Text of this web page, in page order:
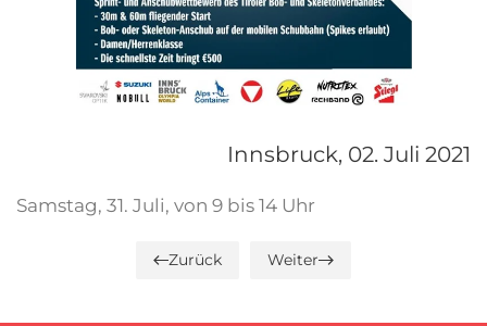
Innsbruck, 02. Juli 2021
Samstag, 31. Juli, von 9 bis 14 Uhr
Zurück Weiter